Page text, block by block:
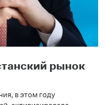
рынок
в этом году